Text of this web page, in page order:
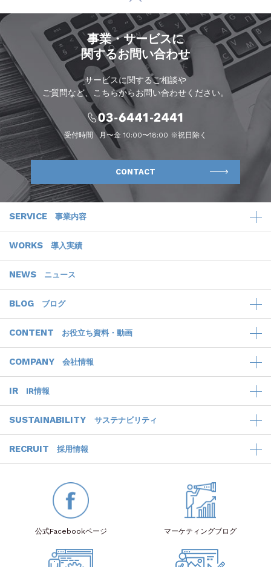
事業・サービスに
関するお問い合わせ
サービスに関するご相談や
ご質問など、こちらからお問い合わせください。
受付時間 月〜金 10:00〜18:00 ※祝日除く
CONTACT
SERVICE 事業内容
WORKS 導入実績
NEWS ニュース
BLOG ブログ
CONTENT お役立ち資料・動画
COMPANY 会社情報
IR IR情報
SUSTAINABILITY サステナビリティ
RECRUIT 採用情報
公式Facebookページ マーケティングブログ